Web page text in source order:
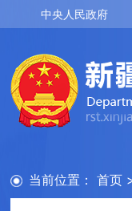
中央人民政府
当前位置： 首页